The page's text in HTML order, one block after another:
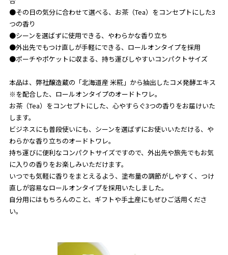
●その日の気分に合わせて選べる、お茶（Tea）をコンセプトにした3
つの香り
●シーンを選ばずに使用できる、やわらかな香り立ち
●外出先でもつけ直しが手軽にできる、ロールオンタイプを採用
●ポーチやポケットに収まる、持ち運びしやすいコンパクトサイズ
本品は、弊社醸造蔵の「北海道産 米糀」から抽出したコメ発酵エキス
※を配合した、ロールオンタイプのオードトワレ。
お茶（Tea）をコンセプトにした、心やすらぐ3つの香りをお届けいた
します。
ビジネスにも普段使いにも、シーンを選ばずにお使いいただける、や
わらかな香り立ちのオードトワレ。
持ち運びに便利なコンパクトサイズですので、外出先や旅先でもお気
に入りの香りをお楽しみいただけます。
いつでも気軽に香りをまとえるよう、塗布量の調節がしやすく、つけ
直しが容易なロールオンタイプを採用いたしました。
自分用にはもちろんのこと、ギフトや手土産にもぜひご活用くださ
い。